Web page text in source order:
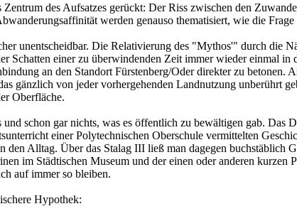
des Aufsatzes gerückt: Der Riss zwischen den
werden genauso thematisiert, wie die Frage
unentscheidbar. Die Relativierung des "Mythos'" durch die
Schatten einer zu überwindenden Zeit immer wieder einmal
an den Standort Fürstenberg/Oder direkter zu betonen.
gänzlich von jeder vorhergehenden Landnutzung unberührt
Oberfläche.
schon gar nichts, was es öffentlich zu bewältigen gab. Das
einer Polytechnischen Oberschule vermittelten
Alltag. Über das Stalag III ließ man dagegen buchstäblich
im Städtischen Museum und der einen oder anderen
auf immer so bleiben.
Hypothek: